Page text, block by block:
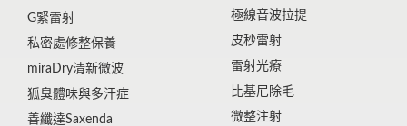
G緊雷射
私密處修整保養
miraDry清新微波
狐臭體味與多汗症
善纖達Saxenda
極線音波拉提
皮秒雷射
雷射光療
比基尼除毛
微整注射